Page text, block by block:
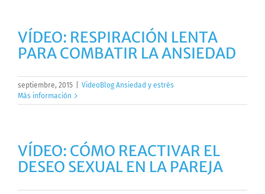
VÍDEO: RESPIRACIÓN LENTA
PARA COMBATIR LA ANSIEDAD
septiembre, 2015
VideoBlog Ansiedad y estrés
Más información
VÍDEO: CÓMO REACTIVAR EL
DESEO SEXUAL EN LA PAREJA